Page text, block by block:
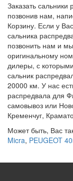
Заказать
позвонив нам,
Корзину. Если у
сальника
позвонить нам и
оригинальному
дилеры, с
сальник
20000 км. У нас
распредвала для
самовывоз или
Кременчуг,
Может быть, Вас
Micra, PEUGEOT